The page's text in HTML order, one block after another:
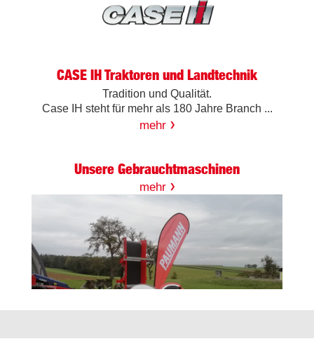
CASE IH Traktoren und Landtechnik
Tradition und Qualität.
Case IH steht für mehr als 180 Jahre Branch ...
mehr
Unsere Gebrauchtmaschinen
mehr